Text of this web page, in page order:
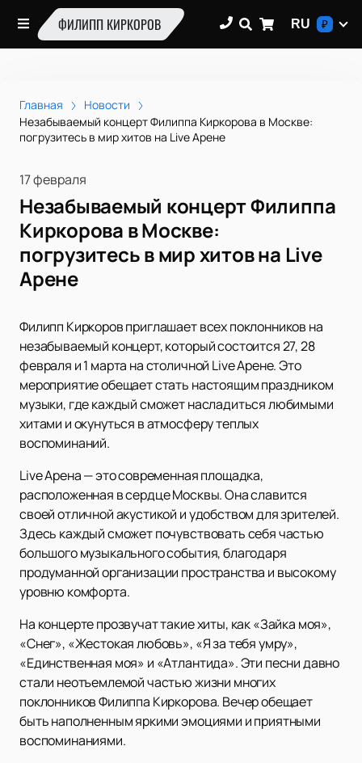
ФИЛИПП КИРКОРОВ RU ₽
Главная
Новости
Незабываемый концерт Филиппа Киркорова в Москве:
погрузитесь в мир хитов на Live Арене
17 февраля
Незабываемый концерт Филиппа
Киркорова в Москве:
погрузитесь в мир хитов на Live
Арене
Филипп Киркоров приглашает всех поклонников на
незабываемый концерт, который состоится 27, 28
февраля и 1 марта на столичной Live Арене. Это
мероприятие обещает стать настоящим праздником
музыки, где каждый сможет насладиться любимыми
хитами и окунуться в атмосферу теплых
воспоминаний.
Live Арена — это современная площадка,
расположенная в сердце Москвы. Она славится
своей отличной акустикой и удобством для зрителей.
Здесь каждый сможет почувствовать себя частью
большого музыкального события, благодаря
продуманной организации пространства и высокому
уровню комфорта.
На концерте прозвучат такие хиты, как «Зайка моя»,
«Снег», «Жестокая любовь», «Я за тебя умру»,
«Единственная моя» и «Атлантида». Эти песни давно
стали неотъемлемой частью жизни многих
поклонников Филиппа Киркорова. Вечер обещает
быть наполненным яркими эмоциями и приятными
воспоминаниями.